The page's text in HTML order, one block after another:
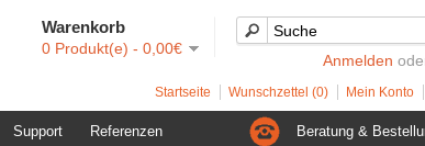
Warenkorb
0 Produkt(e) - 0,00€
Anmelden
Startseite Wunschzettel (0) Mein Konto
Support Referenzen Beratung &